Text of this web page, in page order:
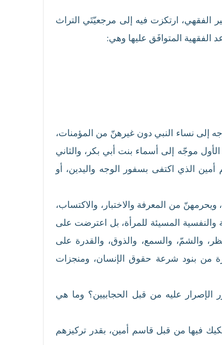
الفقهي، ارتكزت فيه إلى مرجعيّتَي التراث
الفقهية المتوافَق عليها وهي:
إلى نساء النبي دون غيرهنّ من المؤمنات،
موجّه إلى أسماء بنت أبي بكر، والثاني
الذي اكتفى بسفور الوجه واليدين، أو
من المعرفة والاختبار، والاكتساب،
والنفسية المسيئة للمرأة، بل اعترضت على
والشمّ، والسمع، والذوق، والقدرة على
من بنود شرعة حقوق الإنسان، ومنجزات
الإصرار عليه من قبل الحجابيين؟ وما هي
فيها من قبل قاسم أمين، بقدر تركيزهم